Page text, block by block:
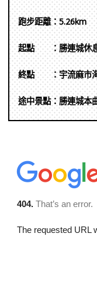
跑步距離：5.26km
起點 ：勝連城休
終點 ：宇流麻市
途中景點：勝連城本